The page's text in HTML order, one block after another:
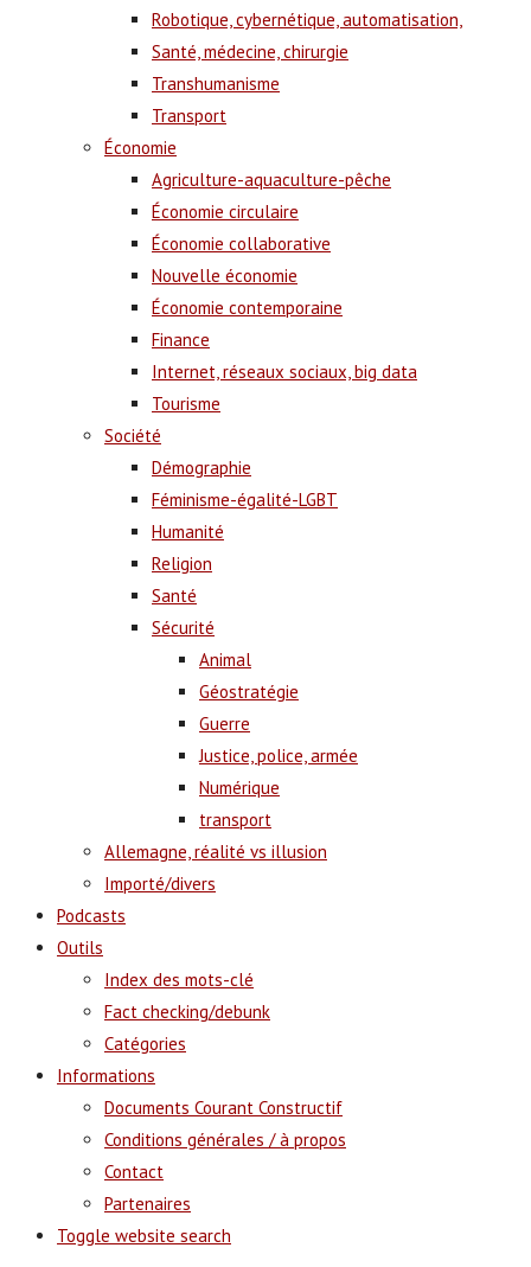
Robotique, cybernétique, automatisation,
Santé, médecine, chirurgie
Transhumanisme
Transport
Économie
Agriculture-aquaculture-pêche
Économie circulaire
Économie collaborative
Nouvelle économie
Économie contemporaine
Finance
Internet, réseaux sociaux, big data
Tourisme
Société
Démographie
Féminisme-égalité-LGBT
Humanité
Religion
Santé
Sécurité
Animal
Géostratégie
Guerre
Justice, police, armée
Numérique
transport
Allemagne, réalité vs illusion
Importé/divers
Podcasts
Outils
Index des mots-clé
Fact checking/debunk
Catégories
Informations
Documents Courant Constructif
Conditions générales / à propos
Contact
Partenaires
Toggle website search